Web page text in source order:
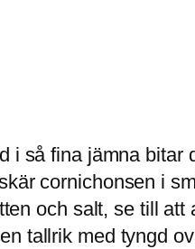
i så fina jämna bitar
cornichonsen i
och salt, se till
tallrik med tyngd